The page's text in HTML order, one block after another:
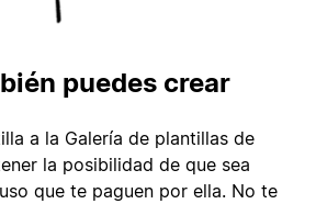
puedes crear
a la Galería de plantillas de
la posibilidad de que sea
que te paguen por ella. No te